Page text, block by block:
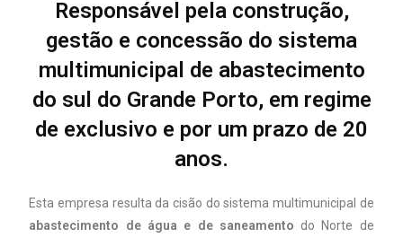
Responsável pela construção,
gestão e concessão do sistema
multimunicipal de abastecimento
do sul do Grande Porto, em regime
de exclusivo e por um prazo de 20
anos.
Esta empresa resulta da cisão do sistema multimunicipal de
abastecimento de água e de saneamento do Norte de